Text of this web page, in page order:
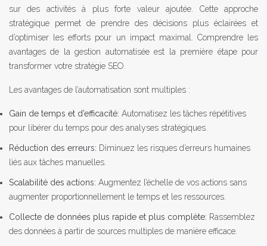
sur des activités à plus forte valeur ajoutée. Cette approche
stratégique permet de prendre des décisions plus éclairées et
d’optimiser les efforts pour un impact maximal. Comprendre les
avantages de la gestion automatisée est la première étape pour
transformer votre stratégie SEO.
Les avantages de l’automatisation sont multiples :
Gain de temps et d’efficacité: Automatisez les tâches répétitives
pour libérer du temps pour des analyses stratégiques.
Réduction des erreurs: Diminuez les risques d’erreurs humaines
liés aux tâches manuelles.
Scalabilité des actions: Augmentez l’échelle de vos actions sans
augmenter proportionnellement le temps et les ressources.
Collecte de données plus rapide et plus complète: Rassemblez
des données à partir de sources multiples de manière efficace.